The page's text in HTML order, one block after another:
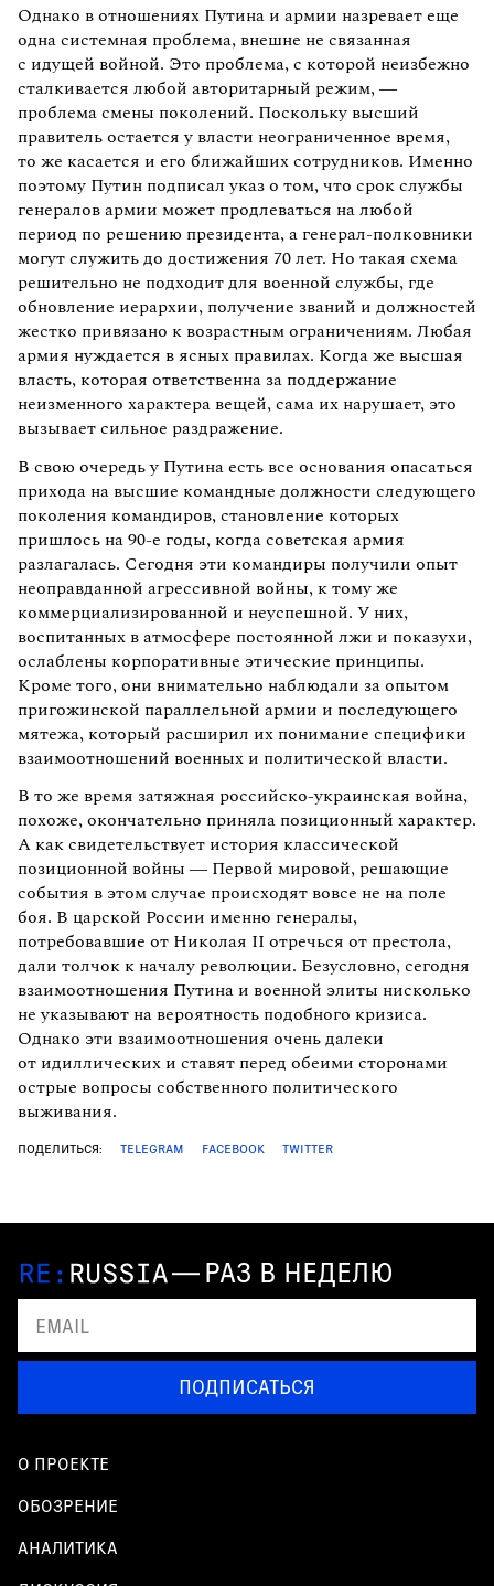
Однако в отношениях Путина и армии назревает еще
одна системная проблема, внешне не связанная
с идущей войной. Это проблема, с которой неизбежно
сталкивается любой авторитарный режим, —
проблема смены поколений. Поскольку высший
правитель остается у власти неограниченное время,
то же касается и его ближайших сотрудников. Именно
поэтому Путин подписал указ о том, что срок службы
генералов армии может продлеваться на любой
период по решению президента, а генерал-полковники
могут служить до достижения 70 лет. Но такая схема
решительно не подходит для военной службы, где
обновление иерархии, получение званий и должностей
жестко привязано к возрастным ограничениям. Любая
армия нуждается в ясных правилах. Когда же высшая
власть, которая ответственна за поддержание
неизменного характера вещей, сама их нарушает, это
вызывает сильное раздражение.
В свою очередь у Путина есть все основания опасаться
прихода на высшие командные должности следующего
поколения командиров, становление которых
пришлось на 90-е годы, когда советская армия
разлагалась. Сегодня эти командиры получили опыт
неоправданной агрессивной войны, к тому же
коммерциализированной и неуспешной. У них,
воспитанных в атмосфере постоянной лжи и показухи,
ослаблены корпоративные этические принципы.
Кроме того, они внимательно наблюдали за опытом
пригожинской параллельной армии и последующего
мятежа, который расширил их понимание специфики
взаимоотношений военных и политической власти.
В то же время затяжная российско-украинская война,
похоже, окончательно приняла позиционный характер.
А как свидетельствует история классической
позиционной войны — Первой мировой, решающие
события в этом случае происходят вовсе не на поле
боя. В царской России именно генералы,
потребовавшие от Николая II отречься от престола,
дали толчок к началу революции. Безусловно, сегодня
взаимоотношения Путина и военной элиты нисколько
не указывают на вероятность подобного кризиса.
Однако эти взаимоотношения очень далеки
от идиллических и ставят перед обеими сторонами
острые вопросы собственного политического
выживания.
ПОДЕЛИТЬСЯ: TELEGRAM FACEBOOK TWITTER
— РАЗ В НЕДЕЛЮ
ПОДПИСАТЬСЯ
О ПРОЕКТЕ
ОБОЗРЕНИЕ
АНАЛИТИКА